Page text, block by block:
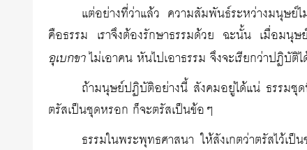
แต่อย่างที่ว่าแล้ว ความสัมพันธ์ระหว่างมนุษ
คือธรรม เราจึงต้องรักษาธรรมด้วย ฉะนั้น เมื่อมนุ
อุเบกขาไม่เอาคน หันไปเอาธรรม จึงจะเรียกว่าปฏิบัติ
ถ้ามนุษย์ปฏิบัติอย่างนี้ สังคมอยู่ได้แน่ ธรรมชุด
ตรัสเป็นชุดหรอก ก็จะตรัสเป็นข้อๆ
ธรรมในพระพุทธศาสนา ให้สังเกตว่าตรัสไ